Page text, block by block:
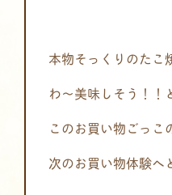
本物そっくりのたこ
わ～美味しそう！！
このお買い物ごっこ
次のお買い物体験